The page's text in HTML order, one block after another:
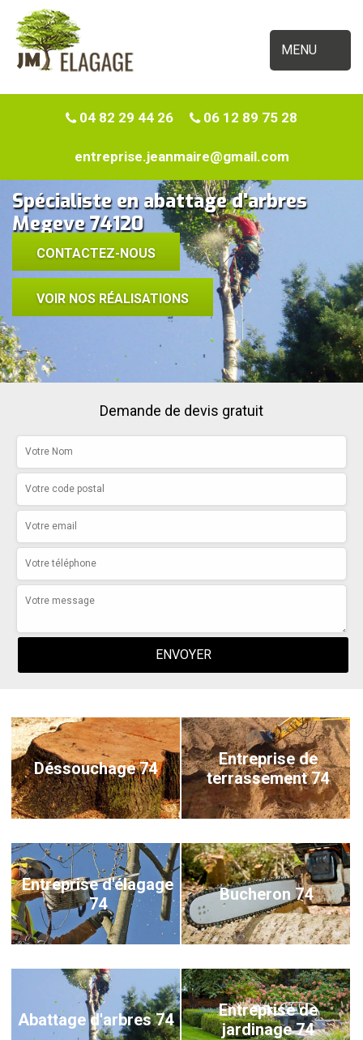
MENU
04 82 29 44 26 06 12 89 75 28
entreprise.jeanmaire@gmail.com
Spécialiste en abattage d'arbres
Megeve 74120
CONTACTEZ-NOUS
VOIR NOS RÉALISATIONS
Demande de devis gratuit
Déssouchage 74
Entreprise de
terrassement 74
Entreprise d'élagage
74
Bucheron 74
Abattage d'arbres 74
Entreprise de
jardinage 74